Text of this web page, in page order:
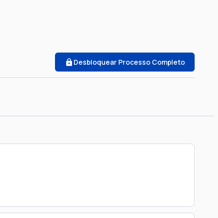
Desbloquear Processo Completo